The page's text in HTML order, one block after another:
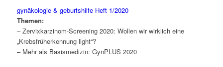
gynäkologie & geburtshilfe Heft 1/2020
Themen:
– Zervixkarzinom-Screening 2020: Wollen wir wirklich eine
„Krebsfrüherkennung light“?
– Mehr als Basismedizin: GynPLUS 2020